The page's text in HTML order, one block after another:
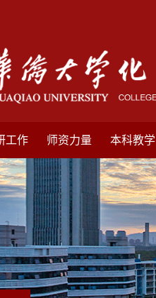
工作 师资力量 本科教学